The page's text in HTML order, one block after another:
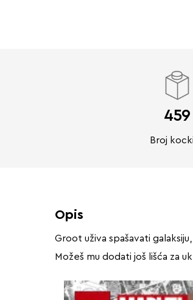
459
Broj
Opis
Groot uživa spašavati
Možeš mu dodati još lišća za